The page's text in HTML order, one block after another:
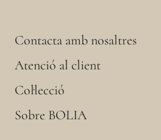
Contacta amb nosaltres
Atenció al client
Col·lecció
Sobre BOLIA